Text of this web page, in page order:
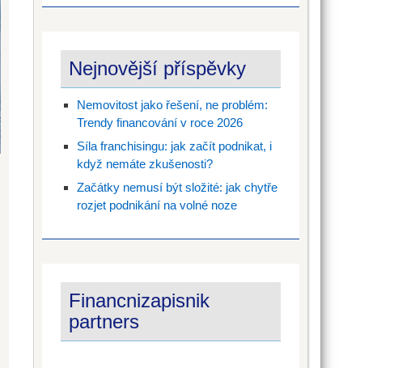
Nejnovější příspěvky
Nemovitost jako řešení, ne problém:
Trendy financování v roce 2026
Síla franchisingu: jak začít podnikat, i
když nemáte zkušenosti?
Začátky nemusí být složité: jak chytře
rozjet podnikání na volné noze
Financnizapisnik
partners